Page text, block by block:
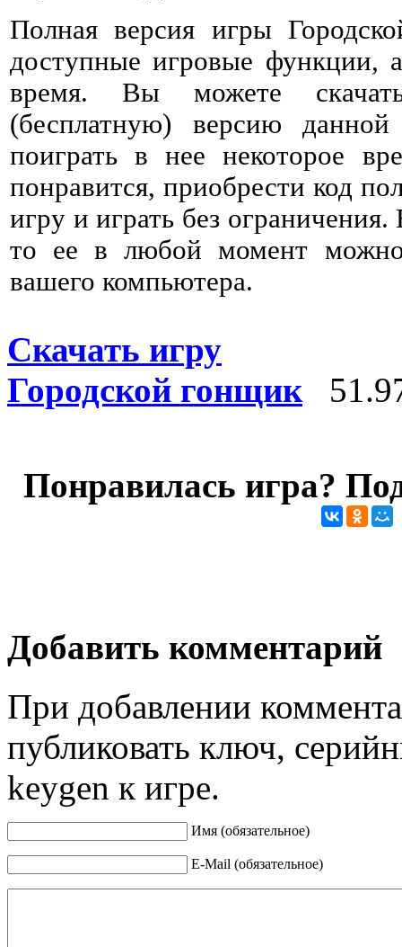
Полная версия игры
доступные игровые функции,
время. Вы можете
(бесплатную) версию
поиграть в нее некоторое
понравится, приобрести код
игру и играть без
то ее в любой момент можно
вашего компьютера.
Скачать игру
Городской гонщик
Понравилась игра?
Добавить комментарий
При добавлении
публиковать ключ,
keygen к игре.
Имя (обязательное)
E-Mail (обязательное)